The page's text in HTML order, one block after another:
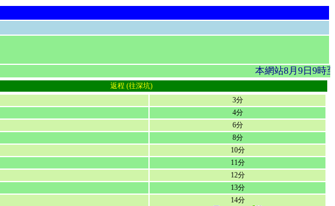
本網站8月9日9
返程 (往深坑)
3分
4分
6分
8分
10分
11分
12分
13分
14分